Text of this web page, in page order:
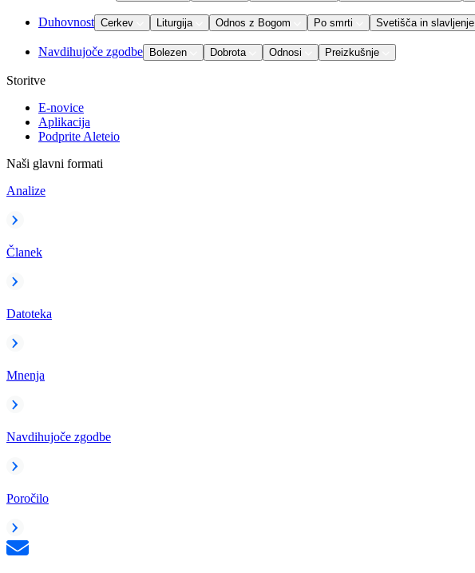
Duhovnost Cerkev Liturgija Odnos z Bogom Po smrti Svetišča in slavljenje
Navdihujoče zgodbe Bolezen Dobrota Odnosi Preizkušnje
Storitve
E-novice
Aplikacija
Podprite Aleteio
Naši glavni formati
Analize
Članek
Datoteka
Mnenja
Navdihujoče zgodbe
Poročilo